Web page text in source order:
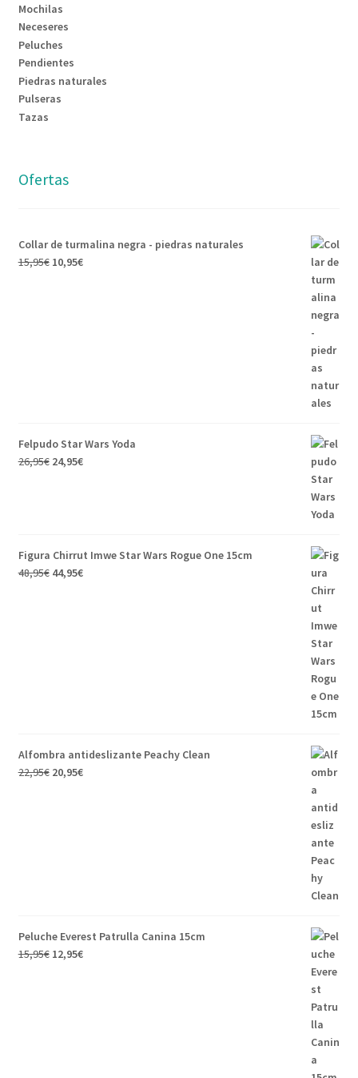
Mochilas
Neceseres
Peluches
Pendientes
Piedras naturales
Pulseras
Tazas
Ofertas
Collar de turmalina negra - piedras naturales
15,95€ 10,95€
Felpudo Star Wars Yoda
26,95€ 24,95€
Figura Chirrut Imwe Star Wars Rogue One 15cm
48,95€ 44,95€
Alfombra antideslizante Peachy Clean
22,95€ 20,95€
Peluche Everest Patrulla Canina 15cm
15,95€ 12,95€